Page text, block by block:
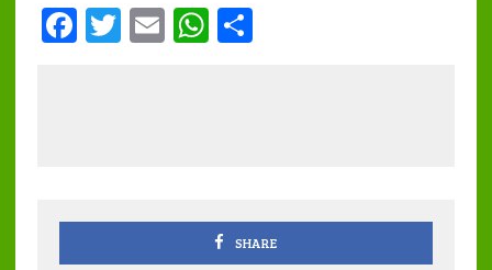
F
k
T E W
p
S
SHARE